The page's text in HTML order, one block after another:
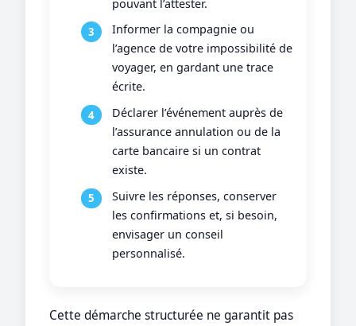
pouvant l’attester.
Informer la compagnie ou
l’agence de votre impossibilité de
voyager, en gardant une trace
écrite.
Déclarer l’événement auprès de
l’assurance annulation ou de la
carte bancaire si un contrat
existe.
Suivre les réponses, conserver
les confirmations et, si besoin,
envisager un conseil
personnalisé.
Cette démarche structurée ne garantit pas